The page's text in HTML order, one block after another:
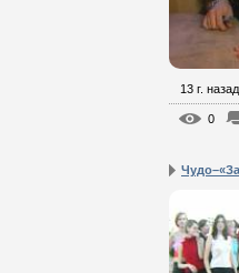
13 г. назад
0